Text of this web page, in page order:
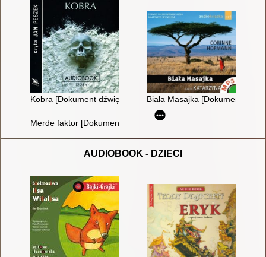
Kobra [Dokument dźwiękowy] Biała Masajka [Dokument
Merde faktor [Dokument dźwiękowy]
AUDIOBOOK - DZIECI